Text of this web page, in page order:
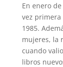
En enero
vez primera
1985.
mujeres, la
cuando
libros